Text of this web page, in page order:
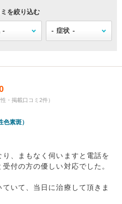
を絞り込む
・掲載口コミ2件）
素斑）
、まもなく伺いますと電話を
付の方の優しい対応でした。
いて、当日に治療して頂きま